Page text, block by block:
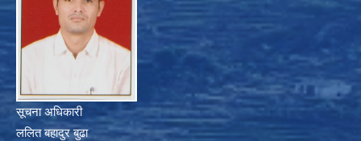
सूचना अधिकारी
ललित बहादुर बुढा